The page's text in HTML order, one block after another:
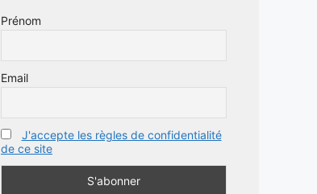
Prénom
Email
J'accepte les règles de confidentialité
de ce site